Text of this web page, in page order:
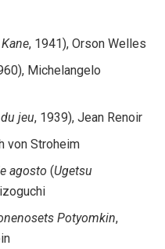
, 1941), Orson Welles
Michelangelo
jeu, 1939), Jean Renoir
von Stroheim
agosto (Ugetsu
Potyomkin,